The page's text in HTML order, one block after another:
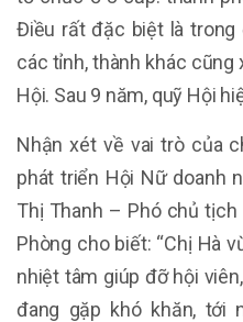
Điều rất đặc biệt là
các tỉnh, thành khác
Hội. Sau 9 năm, quỹ Hội
Nhận xét về vai trò của
phát triển Hội Nữ doanh
Thị Thanh – Phó chủ tịch
Phòng cho biết: “Chị Hà
nhiệt tâm giúp đỡ hội
đang gặp khó khăn, tới